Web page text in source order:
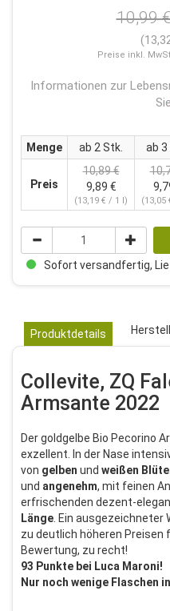
10,99
Preise inkl.
Informationen zur
Sie
Menge ab 2 Stk. ab 3
Preis
10,89 €
9,89 €
(13,19 € / 1 l) (13,05
Sofort versandfertig,
Produktdetails
Collevite, ZQ
Armsante 2022
Der goldgelbe Bio Pecorino
exzellent. In der Nase
von gelben und weißen
und angenehm, mit feinen
erfrischenden dezent-
Länge . Ein
zu deutlich höheren Preisen
Bewertung, zu recht!
93 Punkte bei Luca Maroni!
Nur noch wenige Flaschen